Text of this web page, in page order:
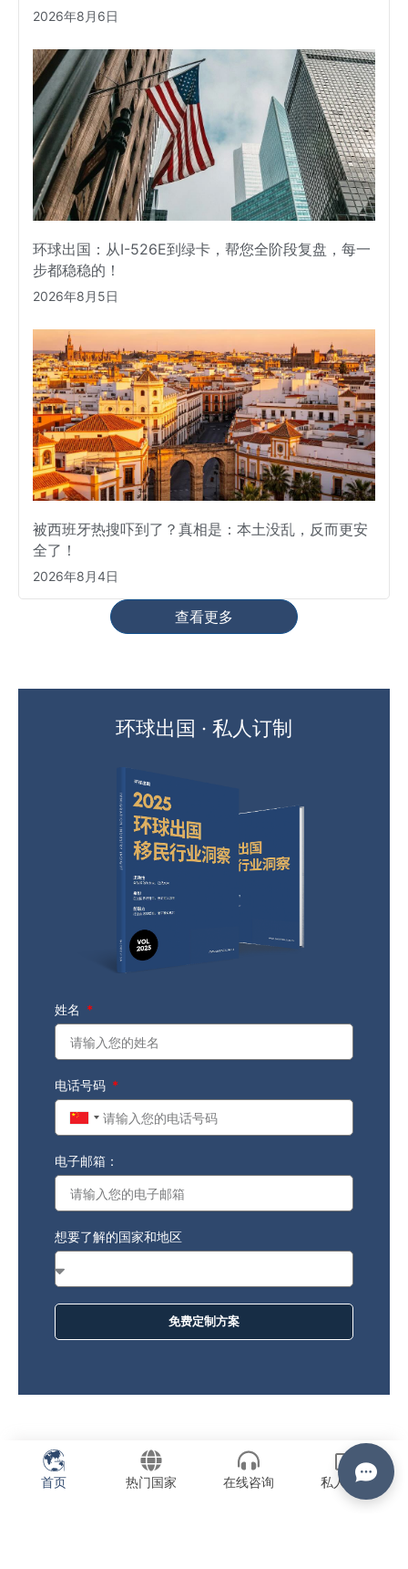
2026年8月6日
环球出国：从I-526E到绿卡，帮您全阶段复盘，每一
步都稳稳的！
2026年8月5日
被西班牙热搜吓到了？真相是：本土没乱，反而更安
全了！
2026年8月4日
查看更多
环球出国 · 私人订制
姓名
电话号码
China
电子邮箱：
想要了解的国家和地区
免费定制方案
首页 热门国家 在线咨询 私人订制